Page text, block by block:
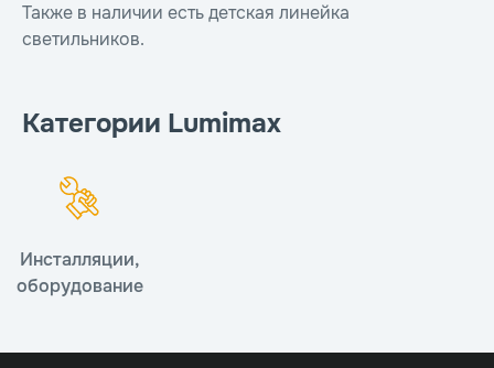
Также в наличии есть детская линейка
светильников.
Категории Lumimax
Инсталляции,
оборудование